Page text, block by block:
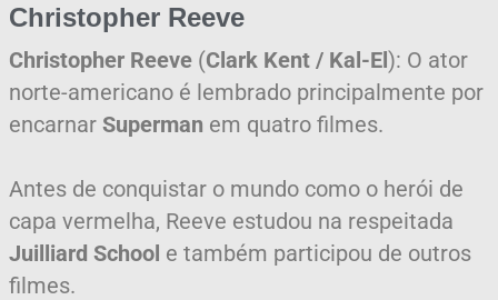
Christopher Reeve
Christopher Reeve (Clark Kent / Kal-El): O ator
norte-americano é lembrado principalmente por
encarnar Superman em quatro filmes.
Antes de conquistar o mundo como o herói de
capa vermelha, Reeve estudou na respeitada
Juilliard School e também participou de outros
filmes.